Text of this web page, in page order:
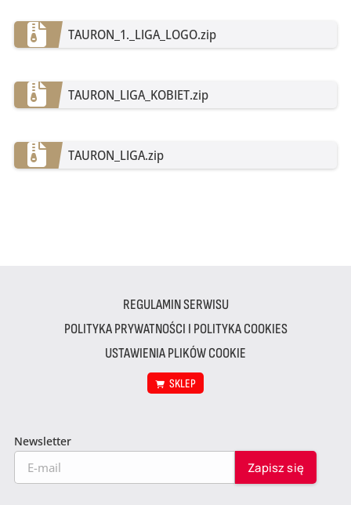
TAURON_1._LIGA_LOGO.zip
TAURON_LIGA_KOBIET.zip
TAURON_LIGA.zip
REGULAMIN SERWISU
POLITYKA PRYWATNOŚCI I POLITYKA COOKIES
USTAWIENIA PLIKÓW COOKIE
SKLEP
Newsletter